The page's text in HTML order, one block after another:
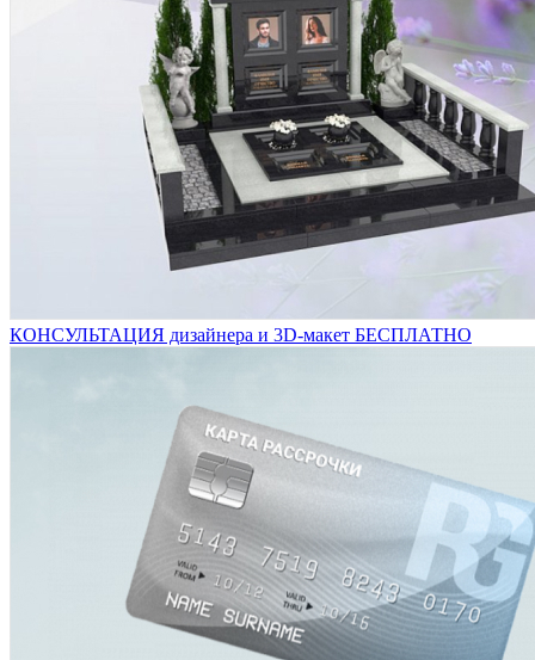
КОНСУЛЬТАЦИЯ дизайнера и 3D-макет БЕСПЛАТНО